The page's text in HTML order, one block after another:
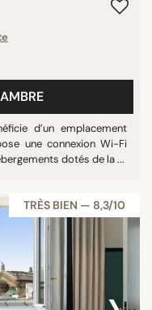
d’un emplacement
une connexion Wi-Fi
dotés de la ...
TRÈS BIEN — 8,3/10